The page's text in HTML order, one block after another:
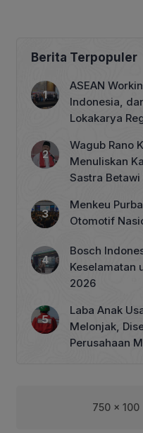
Berita Terpopuler
ASEAN
Indonesia,
Lokakarya
Wagub Rano
Menuliskan
Sastra Betawi
Menkeu
Otomotif
Bosch
Keselamatan
2026
Laba Anak
Melonjak,
Perusahaan
750 x 100